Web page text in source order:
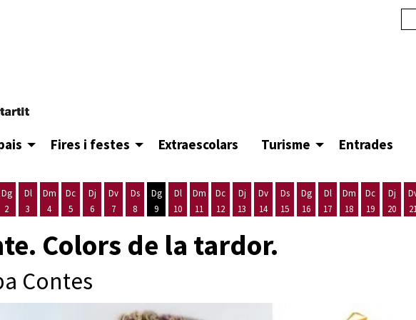
Fires i festes Extraescolars Turisme Entrades
Dg
2
Dl
3
Dm
4
Dc
5
Dj
6
Dv
7
Ds
8
Dg
9
Dl
10
Dm
11
Dc
12
Dj
13
Dv
14
Ds
15
Dg
16
Dl
17
Dm
18
Dc
19
Dj
20
Colors de la tardor.
Contes